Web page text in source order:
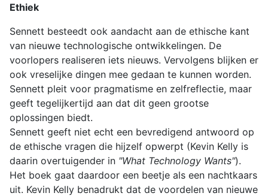
Ethiek
Sennett besteedt ook aandacht aan de ethische kant
van nieuwe technologische ontwikkelingen. De
voorlopers realiseren iets nieuws. Vervolgens blijken er
ook vreselijke dingen mee gedaan te kunnen worden.
Sennett pleit voor pragmatisme en zelfreflectie, maar
geeft tegelijkertijd aan dat dit geen grootse
oplossingen biedt.
Sennett geeft niet echt een bevredigend antwoord op
de ethische vragen die hijzelf opwerpt (Kevin Kelly is
daarin overtuigender in "What Technology Wants").
Het boek gaat daardoor een beetje als een nachtkaars
uit. Kevin Kelly benadrukt dat de voordelen van nieuwe